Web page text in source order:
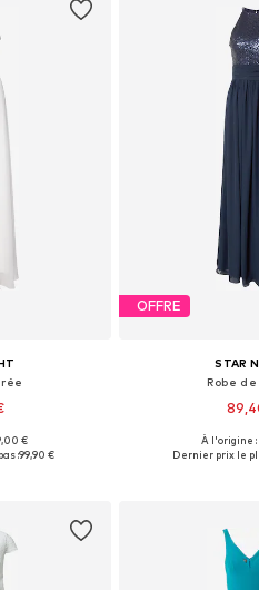
38, 44
€
:99,90 €
OFFRE
STAR
Robe
Tailles
À l'origine
Dernier prix le